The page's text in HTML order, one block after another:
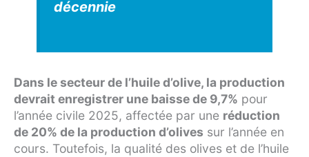
décennie
Dans le secteur de l’huile d’olive, la production
devrait enregistrer une baisse de 9,7% pour
l’année civile 2025, affectée par une réduction
de 20% de la production d’olives sur l’année en
cours. Toutefois, la qualité des olives et de l’huile